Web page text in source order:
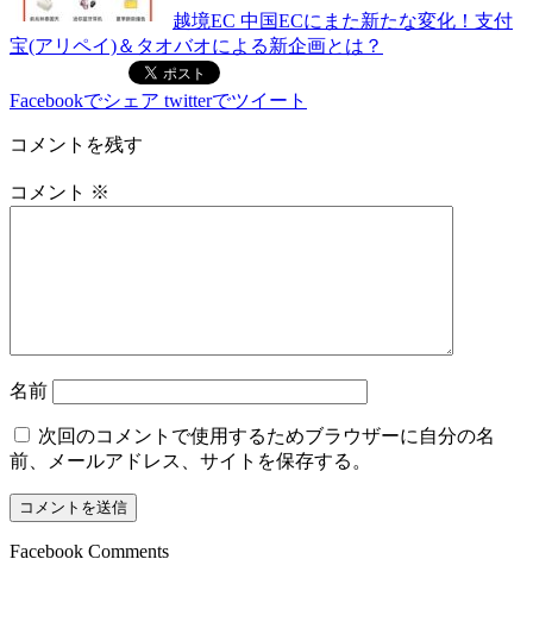
越境EC 中国ECにまた新たな変化！支付
宝(アリペイ)＆タオバオによる新企画とは？
Facebookでシェア twitterでツイート
コメントを残す
コメント ※
名前
次回のコメントで使用するためブラウザーに自分の名
前、メールアドレス、サイトを保存する。
Facebook Comments